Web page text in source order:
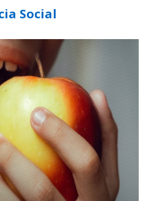
Social